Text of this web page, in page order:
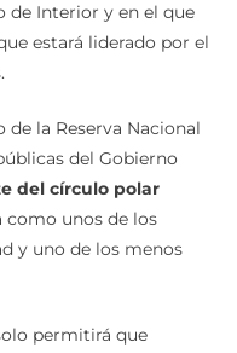
de Interior y en el que
estará liderado por el
la Reserva Nacional
del Gobierno
del círculo polar
como unos de los
y uno de los menos
permitirá que